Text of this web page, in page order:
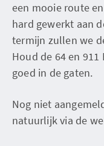
een mooie route
hard gewerkt aan
termijn zullen we
Houd de 64 en
goed in de gaten.
Nog niet
natuurlijk via de